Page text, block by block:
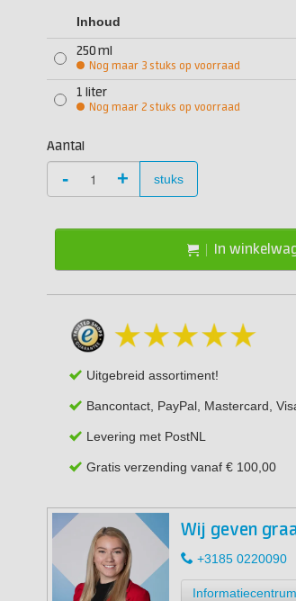
Inhoud
250 ml
Nog maar 3 stuks op voorraad
1 liter
Nog maar 2 stuks op voorraad
Aantal
- + stuks
In
Uitgebreid assortiment!
Bancontact, PayPal, Mastercard,
Levering met PostNL
Gratis verzending vanaf € 100,00
Wij geven
+3185 0220090
Informatiecentrum